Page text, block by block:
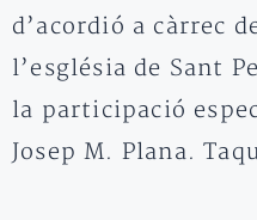
d’acordió a càrrec
l’església de Sant
la participació
Josep M. Plana.